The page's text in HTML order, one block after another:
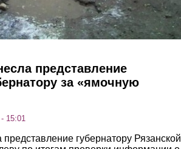
представление
за «ямочную
- 15:01
губернатору Рязанской